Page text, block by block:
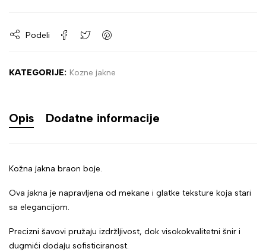
Podeli
KATEGORIJE: Kozne jakne
Opis Dodatne informacije
Kožna jakna braon boje.
Ova jakna je napravljena od mekane i glatke teksture koja stari
sa elegancijom.
Precizni šavovi pružaju izdržljivost, dok visokokvalitetni šnir i
dugmići dodaju sofisticiranost.